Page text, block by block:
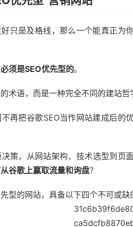
只是及格线，那么一个能真正为
须是SEO优先型的。
术语，而是一种完全不同的建站哲
再把谷歌SEO当作网站建成后的
策，从网站架构、技术选型到页
谷歌上赢取流量和询盘？
型的网站，具备以下四个不可或缺